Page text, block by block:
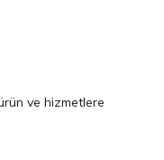
ve hizmetlere